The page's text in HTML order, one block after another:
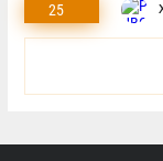
25